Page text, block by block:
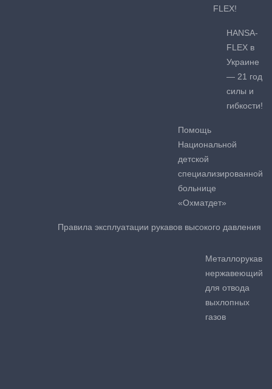
FLEX!
HANSA-
FLEX в
Украине
— 21 год
силы и
гибкости!
Помощь
Национальной
детской
специализированной
больнице
«Охматдет»
Правила эксплуатации рукавов высокого давления
Металлорукав
нержавеющий
для отвода
выхлопных
газов